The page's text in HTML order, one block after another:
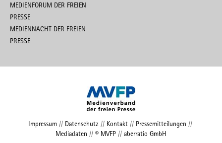
MEDIENFORUM DER FREIEN
PRESSE
MEDIENNACHT DER FREIEN
PRESSE
Impressum// Datenschutz // Kontakt// Pressemitteilungen //
Mediadaten // © MVFP // aberratio GmbH